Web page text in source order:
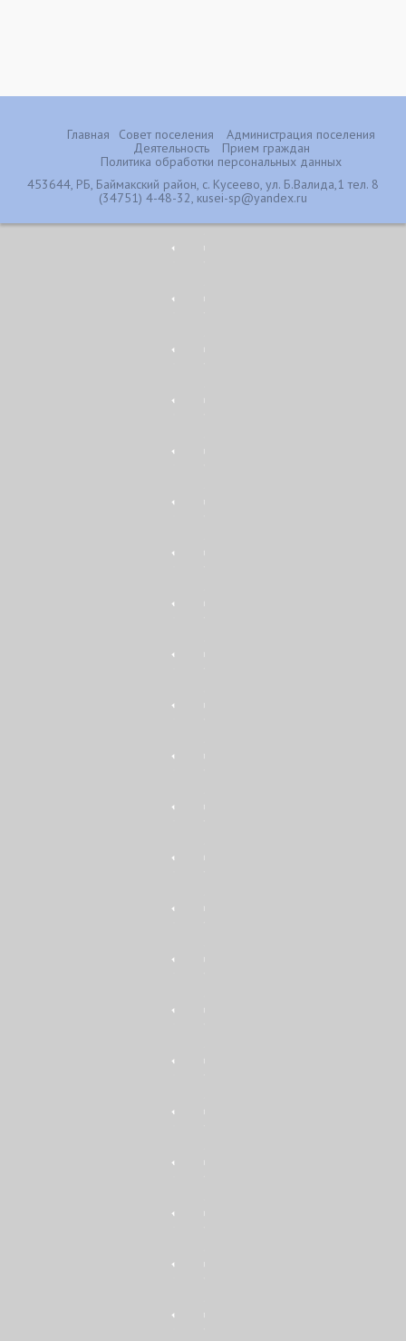
Главная Совет поселения
Администрация поселения
Деятельность
Прием граждан
Политика обработки персональных данных
453644, РБ, Баймакский район, с. Кусеево, ул. Б.Валида,1 тел. 8
(34751) 4-48-32, кusei-sp@yandex.ru